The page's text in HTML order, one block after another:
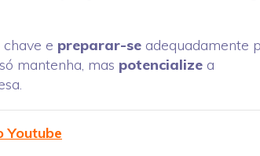
e preparar-se adequadamente
mantenha, mas potencialize a
Youtube